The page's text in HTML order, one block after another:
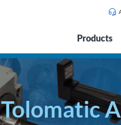
Products
Tolomatic